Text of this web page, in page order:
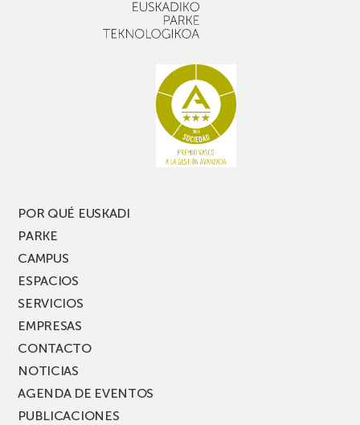
POR QUÉ EUSKADI
PARKE
CAMPUS
ESPACIOS
SERVICIOS
EMPRESAS
CONTACTO
NOTICIAS
AGENDA DE EVENTOS
PUBLICACIONES